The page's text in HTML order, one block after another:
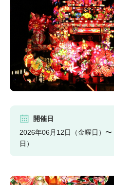
開催日
2026年06月12日（金曜日）
日）